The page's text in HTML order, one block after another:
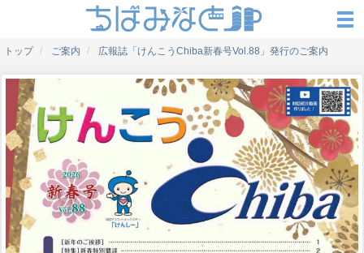
トップ ご案内 広報誌「けんこうChiba新春号Vol.88」発行のご案内